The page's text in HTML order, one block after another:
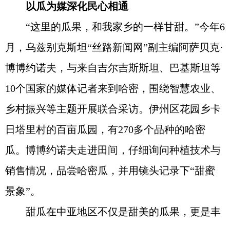
以瓜为媒深化民心相通
“这里的瓜果，和我家乡的一样甘甜。”今年6
月，乌兹别克斯坦“丝路新闻网”副主编阿萨贝克·
博博约诺夫，与来自吉尔吉斯斯坦、巴基斯坦等
10个国家的媒体记者来到哈密，围绕智慧农业、
乡村振兴等主题开展联合采访。伊州区花园乡卡
日塔里村的百亩瓜园，有270多个品种的哈密
瓜。博博约诺夫走进田间，仔细询问种植技术与
销售情况，品尝哈密瓜，并用镜头记录下“甜蜜
景象”。
甜瓜在中亚地区不仅是甜美的瓜果，更是丰